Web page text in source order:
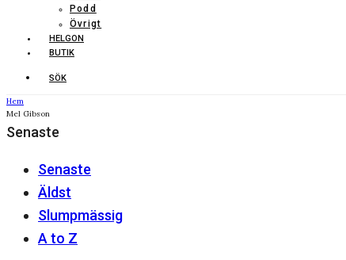
Podd
Övrigt
HELGON
BUTIK
SÖK
Hem
Mel Gibson
Senaste
Senaste
Äldst
Slumpmässig
A to Z